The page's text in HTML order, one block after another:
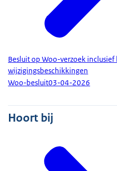
Besluit op Woo-verzoek
wijzigingsbeschikkingen
Woo-besluit03-04-2026
Hoort bij